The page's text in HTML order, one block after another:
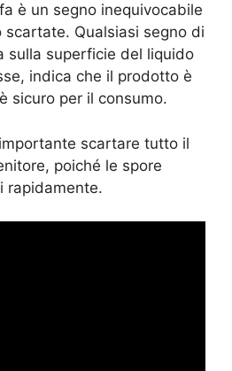
è un segno inequivocabile
scartate. Qualsiasi segno di
sulla superficie del liquido
indica che il prodotto è
sicuro per il consumo.
scartare tutto il
poiché le spore
rapidamente.